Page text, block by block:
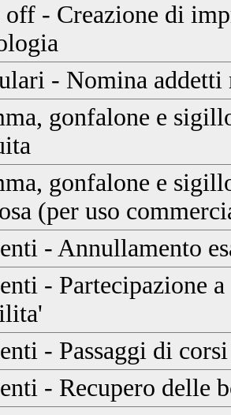
off - Creazione di
- Nomina addetti
gonfalone e
gonfalone e
(per uso
- Annullamento
- Partecipazione
- Passaggi di corsi
- Recupero delle